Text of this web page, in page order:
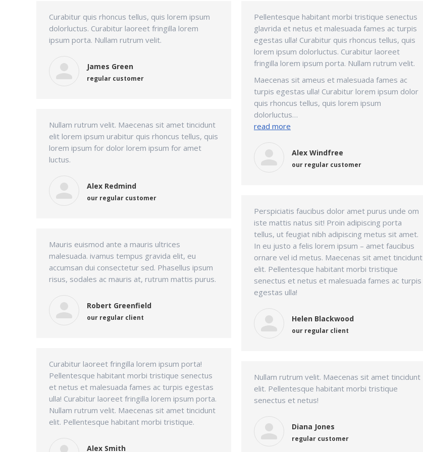
Curabitur quis rhoncus tellus, quis lorem ipsum
dolorluctus. Curabitur laoreet fringilla lorem
ipsum porta. Nullam rutrum velit.
James Green
regular customer
Pellentesque habitant morbi tristique senectus
glavrida et netus et malesuada fames ac turpis
egestas ulla! Curabitur quis rhoncus tellus, quis
lorem ipsum dolorluctus. Curabitur laoreet
fringilla lorem ipsum porta. Nullam rutrum velit.
Maecenas sit ameus et malesuada fames ac
turpis egestas ulla! Curabitur lorem ipsum dolor
quis rhoncus tellus, quis lorem ipsum
dolorluctus…
read more
Alex Windfree
our regular customer
Nullam rutrum velit. Maecenas sit amet tincidunt
elit lorem ipsum urabitur quis rhoncus tellus, quis
lorem ipsum for dolor lorem ipsum for amet
luctus.
Alex Redmind
our regular customer
Perspiciatis faucibus dolor amet purus unde om
iste mattis natus sit! Proin adipiscing porta
tellus, ut feugiat nibh adipiscing metus sit amet.
In eu justo a felis lorem ipsum – amet faucibus
ornare vel id metus. Maecenas sit amet tincidunt
elit. Pellentesque habitant morbi tristique
senectus et netus et malesuada fames ac turpis
egestas ulla!
Helen Blackwood
our regular client
Mauris euismod ante a mauris ultrices
malesuada. ivamus tempus gravida elit, eu
accumsan dui consectetur sed. Phasellus ipsum
risus, sodales ac mauris at, rutrum mattis purus.
Robert Greenfield
our regular client
Curabitur laoreet fringilla lorem ipsum porta!
Pellentesque habitant morbi tristique senectus
et netus et malesuada fames ac turpis egestas
ulla! Curabitur laoreet fringilla lorem ipsum porta.
Nullam rutrum velit. Maecenas sit amet tincidunt
elit. Pellentesque habitant morbi tristique.
Alex Smith
Nullam rutrum velit. Maecenas sit amet tincidunt
elit. Pellentesque habitant morbi tristique
senectus et netus!
Diana Jones
regular customer